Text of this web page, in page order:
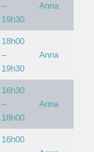
–
19h30
Anna
18h00
–
19h30
Anna
16h30
–
18h00
Anna
16h00